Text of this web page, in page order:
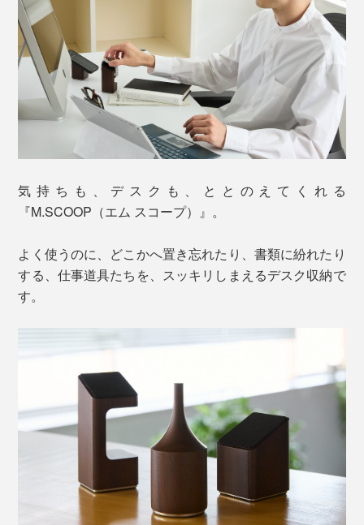
気持ちも、デスクも、ととのえてくれる
『M.SCOOP（エム スコープ）』。
よく使うのに、どこかへ置き忘れたり、書類に紛れたり
する、仕事道具たちを、スッキリしまえるデスク収納で
す。